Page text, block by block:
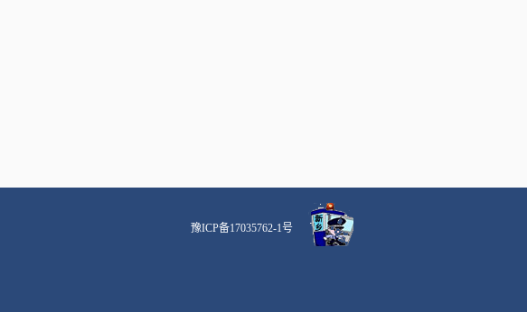
豫ICP备17035762-1号